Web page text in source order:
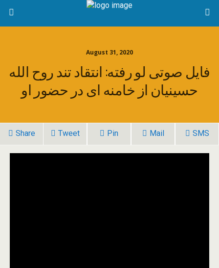
August 31, 2020
فایل صوتی لو رفته: انتقاد تند روح الله
حسینیان از خامنه ای در حضور او
Share Tweet Pin Mail SMS